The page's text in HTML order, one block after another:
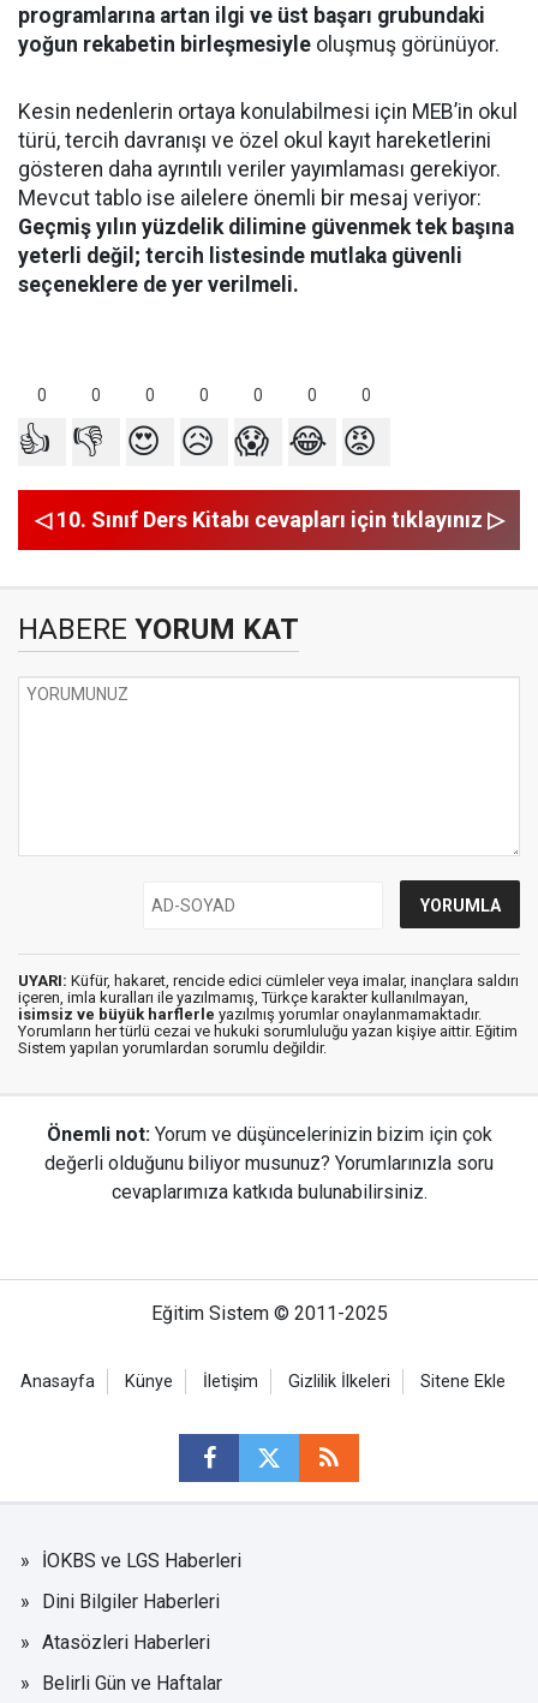
programlarına artan ilgi ve üst başarı grubundaki
yoğun rekabetin birleşmesiyle oluşmuş görünüyor.
Kesin nedenlerin ortaya konulabilmesi için MEB’in okul
türü, tercih davranışı ve özel okul kayıt hareketlerini
gösteren daha ayrıntılı veriler yayımlaması gerekiyor.
Mevcut tablo ise ailelere önemli bir mesaj veriyor:
Geçmiş yılın yüzdelik dilimine güvenmek tek başına
yeterli değil; tercih listesinde mutlaka güvenli
seçeneklere de yer verilmeli.
0 0 0 0 0 0 0
👍 👎 😍 😥 😱 😂 😡
◁ 10. Sınıf Ders Kitabı cevapları için tıklayınız ▷
HABERE YORUM KAT
UYARI: Küfür, hakaret, rencide edici cümleler veya imalar, inançlara saldırı
içeren, imla kuralları ile yazılmamış, Türkçe karakter kullanılmayan,
isimsiz ve büyük harflerle yazılmış yorumlar onaylanmamaktadır.
Yorumların her türlü cezai ve hukuki sorumluluğu yazan kişiye aittir. Eğitim
Sistem yapılan yorumlardan sorumlu değildir.
Önemli not: Yorum ve düşüncelerinizin bizim için çok
değerli olduğunu biliyor musunuz? Yorumlarınızla soru
cevaplarımıza katkıda bulunabilirsiniz.
Eğitim Sistem © 2011-2025
Anasayfa Künye İletişim Gizlilik İlkeleri Sitene Ekle
İOKBS ve LGS Haberleri
Dini Bilgiler Haberleri
Atasözleri Haberleri
Belirli Gün ve Haftalar